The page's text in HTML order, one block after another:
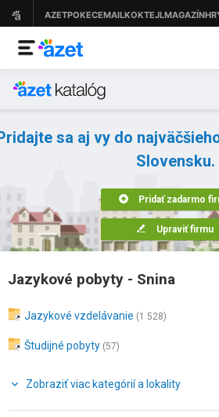
sa aj vy do
Slovensku.
Pridať zadarmo
Upraviť firmu
Jazykové pobyty - Snina
Jazykové vzdelávanie (1 528)
Študijné pobyty (57)
Zobraziť viac kategórií a lokality